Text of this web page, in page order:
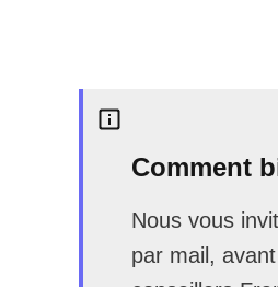
Comment
Nous vous
par mail,